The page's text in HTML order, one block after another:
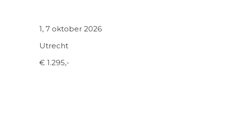
1, 7 oktober 2026
Utrecht
€ 1.295,-